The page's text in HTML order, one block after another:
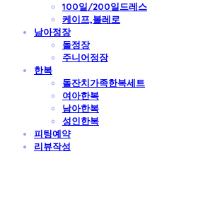
100일/200일드레스
케이프,볼레로
남아정장
돌정장
주니어정장
한복
돌잔치가족한복세트
여아한복
남아한복
성인한복
피팅예약
리뷰작성